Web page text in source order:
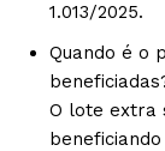
1.013/2025.
Quando é o
O lote extra